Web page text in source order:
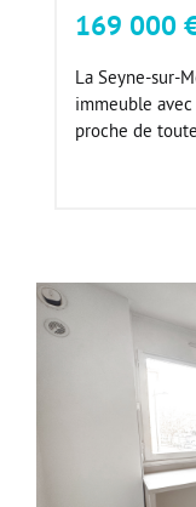
169 000
La Seyne-sur-
immeuble
proche de